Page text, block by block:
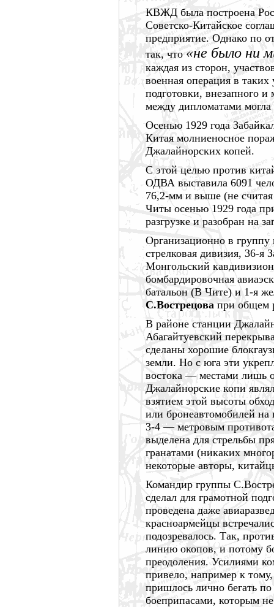
КВЖД была построена
Советско-Китайское
предприятие. Однако по
так, что «не было ни
каждая из сторон,
военная операция в
подготовки, внезапного и
между дипломатами могла
Осенью 1929 года
Китая молниеносное
Джалайнорских копей.
С этой целью против
ОДВА выставила 6091
76,2-мм и выше (не
Читы осенью 1929 года
разгрузке и разобран на
Организационно в группу
стрелковая дивизия, 36-я
Монгольский
бомбардировочная
батальон (В Чите) и 1-я
С.Вострецова при общем
В районе станции
Абагайтуевский
сделаны хорошие
земли. Но с юга эти
востока —местами лишь
Джалайнорские копи
взятием этой высоты
или бронеавтомобилей на
3-4 —метровым
выделена для стрельбы
гранатами (никаких
некоторые авторы,
Командир группы
сделал для грамотной
проведена даже
красноармейцы
подозревалось. Так,
линию окопов, и потому
преодоления. Усилиями
привело, например к
пришлось лично бегать
боеприпасами, которым